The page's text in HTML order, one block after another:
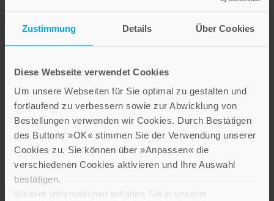
Zustimmung Details Über Cookies
Diese Webseite verwendet Cookies
Um unsere Webseiten für Sie optimal zu gestalten und
fortlaufend zu verbessern sowie zur Abwicklung von
Bestellungen verwenden wir Cookies. Durch Bestätigen
des Buttons »OK« stimmen Sie der Verwendung unserer
Cookies zu. Sie können über »Anpassen« die
verschiedenen Cookies aktivieren und Ihre Auswahl
bestätigen.
Weitere Informationen erhalten Sie in unserer
Rottenburger
Jahrbuch für
Kirchengeschichte
2005
Band 24
29,80 €
Rottenburger
Jahrbuch für
Kirchengeschichte
2004
Band 23